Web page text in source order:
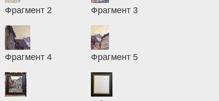
Фрагмент 2 Фрагмент 3
Фрагмент 4 Фрагмент 5